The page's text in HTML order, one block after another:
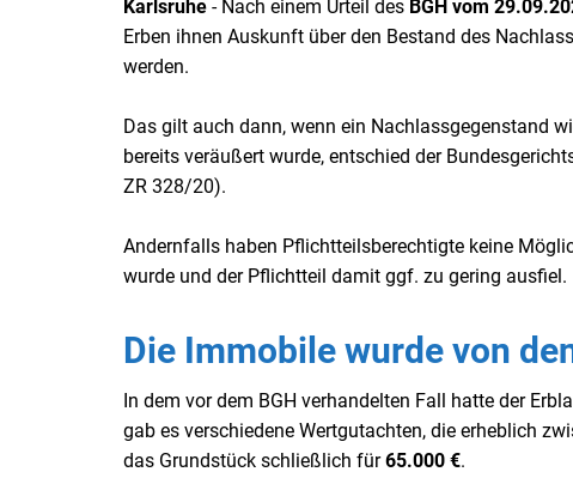
Karlsruhe - Nach einem Urteil des BGH vom
Erben ihnen Auskunft über den Bestand des
werden.
Das gilt auch dann, wenn ein Nachlassgegenstand
bereits veräußert wurde, entschied der
ZR 328/20).
Andernfalls haben Pflichtteilsberechtigte keine
wurde und der Pflichtteil damit ggf. zu gering ausfiel.
Die Immobile wurde von
In dem vor dem BGH verhandelten Fall hatte der
gab es verschiedene Wertgutachten, die erheblich
das Grundstück schließlich für65.000 €.